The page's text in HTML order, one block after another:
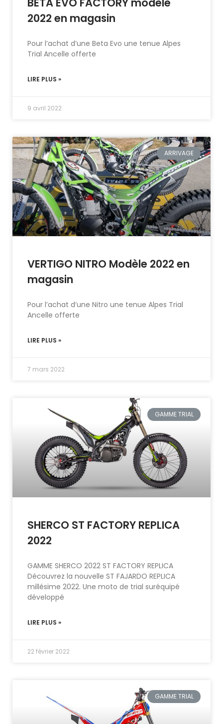
2022 en magasin
Pour l’achat d’une Beta Evo une tenue Alpes
Trial Ancelle offerte
LIRE PLUS »
9 avril 2022
ARRIVAGE
VERTIGO NITRO Modèle 2022 en
magasin
Pour l’achat d’une Nitro une tenue Alpes Trial
Ancelle offerte
LIRE PLUS »
7 mars 2022
GAMME TRIAL
SHERCO ST FACTORY REPLICA
2022
GAMME SHERCO 2022 ST FACTORY REPLICA
Découvrez la nouvelle ST FAJARDO REPLICA
millésime 2022. Une moto de trial suréquipé
développé
LIRE PLUS »
22 février 2022
GAMME TRIAL